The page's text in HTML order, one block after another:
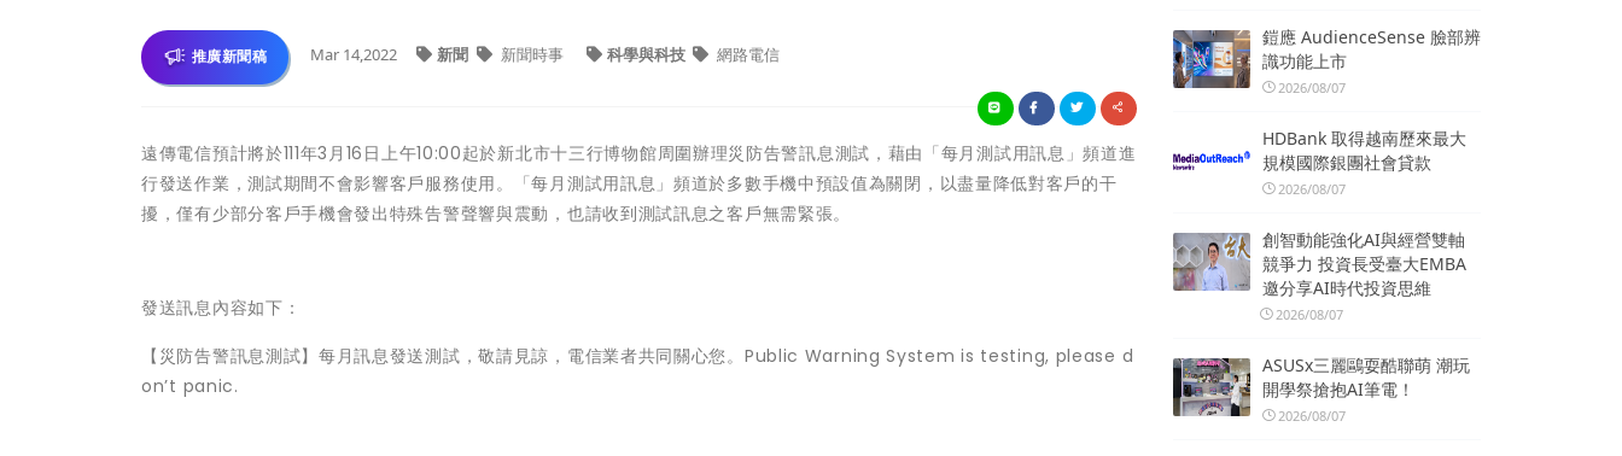
推廣新聞稿 Mar 14,2022 新聞 新聞時事 科學與科技 網路電信
遠傳電信預計將於111年3月16日上午10:00起於新北市十三行博物館周圍辦理災防告警訊息測試，藉由「每月測試用訊息」頻道進
行發送作業，測試期間不會影響客戶服務使用。「每月測試用訊息」頻道於多數手機中預設值為關閉，以盡量降低對客戶的干
擾，僅有少部分客戶手機會發出特殊告警聲響與震動，也請收到測試訊息之客戶無需緊張。
發送訊息內容如下：
【災防告警訊息測試】每月訊息發送測試，敬請見諒，電信業者共同關心您。Public Warning System is testing, please d
on’t panic.
鎧應 AudienceSense 臉部辨
識功能上市
2026/08/07
HDBank 取得越南歷來最大
規模國際銀團社會貸款
2026/08/07
創智動能強化AI與經營雙軸
競爭力 投資長受臺大EMBA
邀分享AI時代投資思維
2026/08/07
ASUSx三麗鷗耍酷聯萌 潮玩
開學祭搶抱AI筆電！
2026/08/07